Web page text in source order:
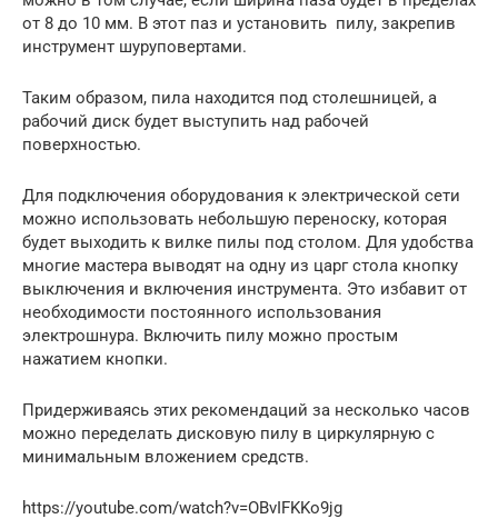
от 8 до 10 мм. В этот паз и установить пилу, закрепив
инструмент шуруповертами.
Таким образом, пила находится под столешницей, а
рабочий диск будет выступить над рабочей
поверхностью.
Для подключения оборудования к электрической сети
можно использовать небольшую переноску, которая
будет выходить к вилке пилы под столом. Для удобства
многие мастера выводят на одну из царг стола кнопку
выключения и включения инструмента. Это избавит от
необходимости постоянного использования
электрошнура. Включить пилу можно простым
нажатием кнопки.
Придерживаясь этих рекомендаций за несколько часов
можно переделать дисковую пилу в циркулярную с
минимальным вложением средств.
https://youtube.com/watch?v=OBvIFKKo9jg